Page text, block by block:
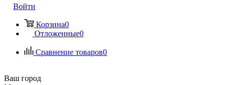
Войти
Корзина0
Отложенные0
Сравнение товаров0
Ваш город